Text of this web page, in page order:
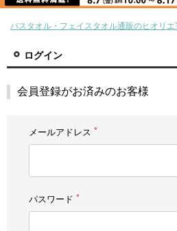
バスタオル・フェイスタオル通販のヒオリエ
ログイン
会員登録がお済みのお客様
メールアドレス
パスワード